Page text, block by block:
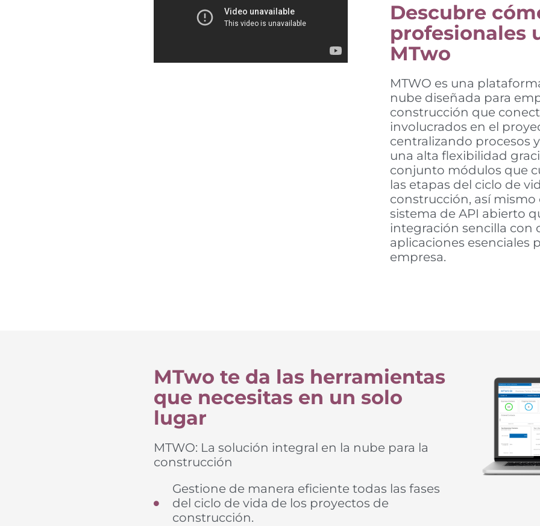
Descubre
profesionales
MTwo
MTWO es una
nube diseñada para
construcción que
involucrados en el
centralizando procesos
una alta flexibilidad
conjunto módulos que
las etapas del ciclo de
construcción, así
sistema de API abierto
integración sencilla con
aplicaciones esenciales
empresa.
MTwo te da las herramientas
que necesitas en un solo
lugar
MTWO: La solución integral en la nube para la
construcción
Gestione de manera eficiente todas las fases
del ciclo de vida de los proyectos de
construcción.